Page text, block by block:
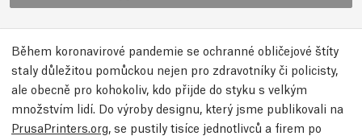
Během koronavirové pandemie se ochranné obličejové štíty
staly důležitou pomůckou nejen pro zdravotníky či policisty,
ale obecně pro kohokoliv, kdo přijde do styku s velkým
množstvím lidí. Do výroby designu, který jsme publikovali na
PrusaPrinters.org, se pustily tisíce jednotlivců a firem po